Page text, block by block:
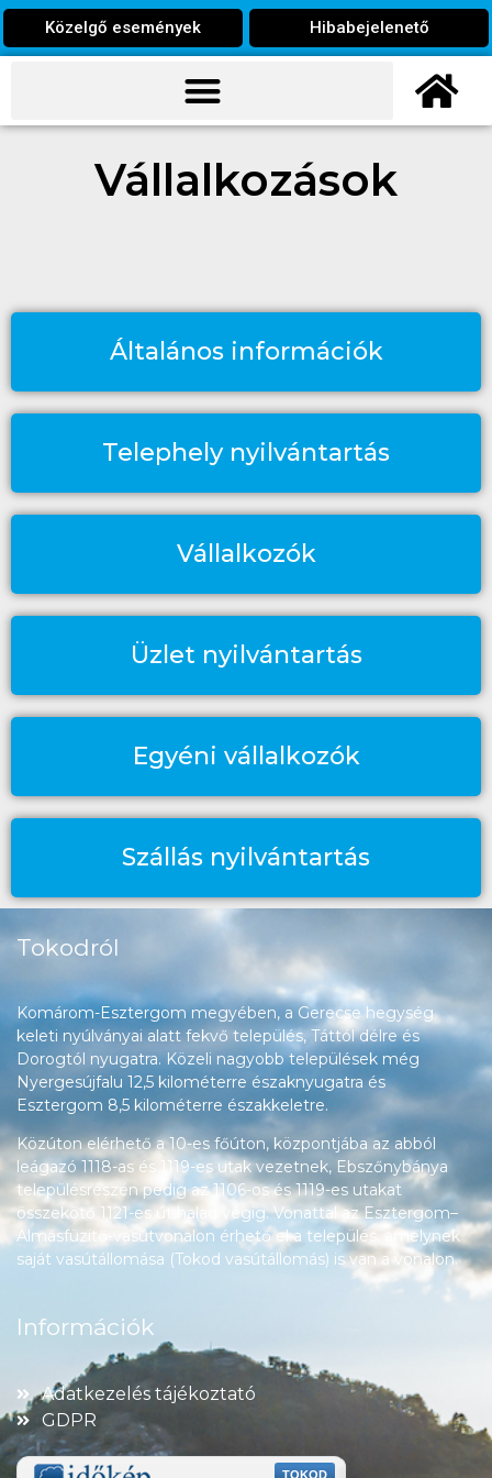
Közelgő események Hibabejelenető
Vállalkozások
Általános információk
Telephely nyilvántartás
Vállalkozók
Üzlet nyilvántartás
Egyéni vállalkozók
Szállás nyilvántartás
Tokodról
Komárom-Esztergom megyében, a Gerecse hegység
keleti nyúlványai alatt fekvő település, Táttól délre és
Dorogtól nyugatra. Közeli nagyobb települések még
Nyergesújfalu 12,5 kilométerre északnyugatra és
Esztergom 8,5 kilométerre északkeletre.
Közúton elérhető a 10-es főúton, központjába az abból
leágazó 1118-as és 1119-es utak vezetnek, Ebszőnybánya
településrészén pedig az 1106-os és 1119-es utakat
összekötő 1121-es út halad végig. Vonattal az Esztergom–
Almásfüzitő-vasútvonalon érhető el a település, amelynek
saját vasútállomása (Tokod vasútállomás) is van a vonalon.
Információk
Adatkezelés tájékoztató
GDPR